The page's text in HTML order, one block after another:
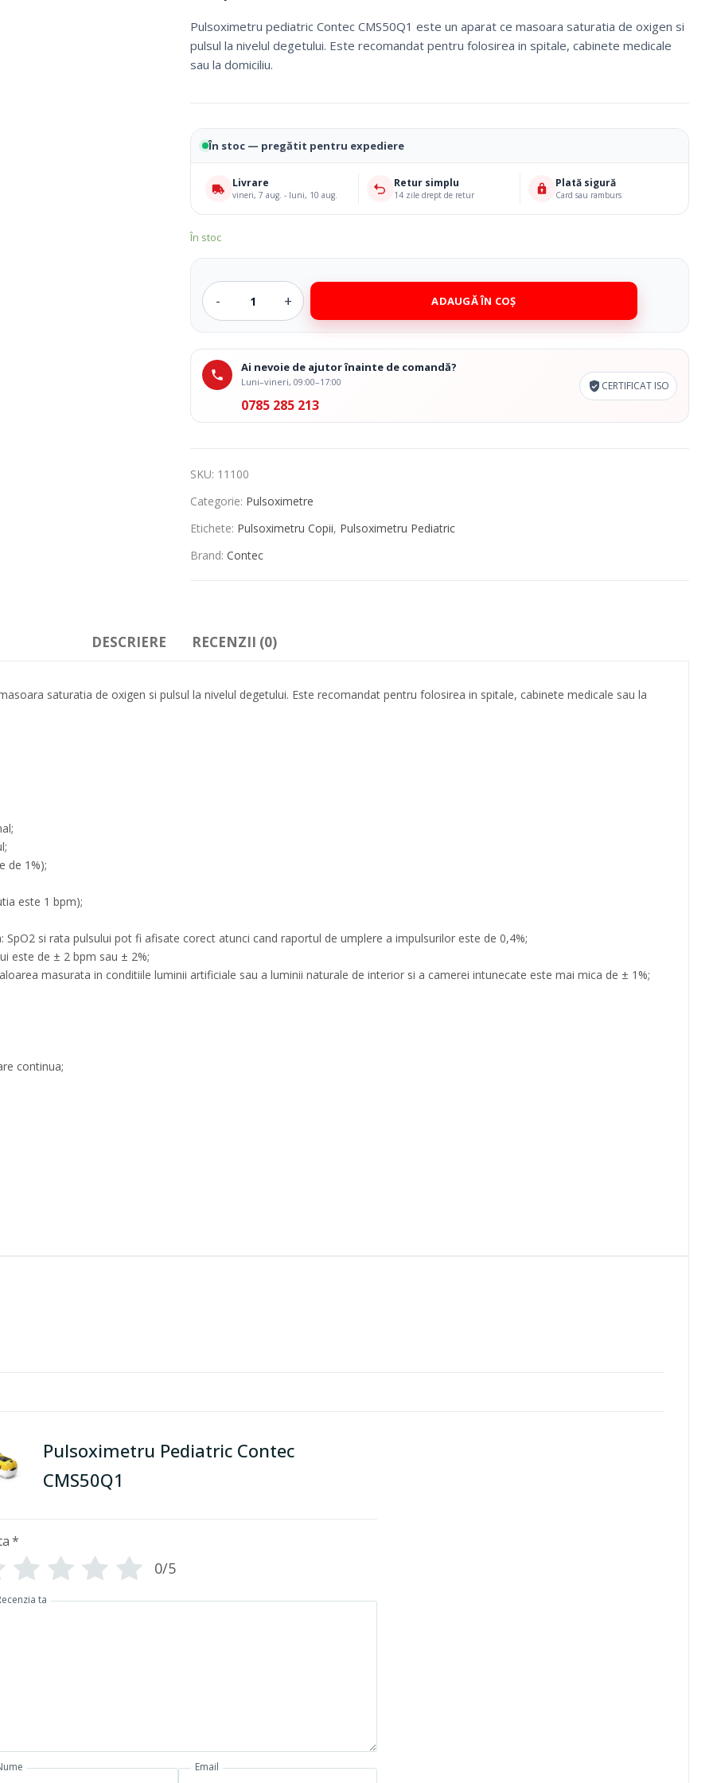
Fotolii Rulante
Rampe
Accesorii Dispozitive
Mobilier Cabinete Medicale Ciorapi Compresivi
Ingrijire Corporala Cosmetice Biounique
Pulsoximetru pediatric Contec CMS50Q1 este un aparat ce masoara saturatia de oxigen si
pulsul la nivelul degetului. Este recomandat pentru folosirea in spitale, cabinete medicale
sau la domiciliu.
În stoc — pregătit pentru expediere
Livrare
vineri, 7 aug. - luni, 10 aug.
Retur simplu
14 zile drept de retur
Plată sigură
Card sau ramburs
În stoc
ADAUGĂ ÎN COȘ
Ai nevoie de ajutor înainte de comandă?
Luni–vineri, 09:00–17:00
0785 285 213
CERTIFICAT ISO
SKU: 11100
Categorie: Pulsoximetre
Etichete: Pulsoximetru Copii, Pulsoximetru Pediatric
Brand: Contec
DESCRIERE RECENZII (0)
saturatia de oxigen si pulsul la nivelul degetului. Este recomandat pentru folosirea in spitale, cabinete medicale sau la
de 1%);
este 1 bpm);
si rata pulsului pot fi afisate corect atunci cand raportul de umplere a impulsurilor este de 0,4%;
este de ± 2 bpm sau ± 2%;
masurata in conditiile luminii artificiale sau a luminii naturale de interior si a camerei intunecate este mai mica de ± 1%;
continua;
Pulsoximetru Pediatric Contec
CMS50Q1
*
0/5
ta
Email